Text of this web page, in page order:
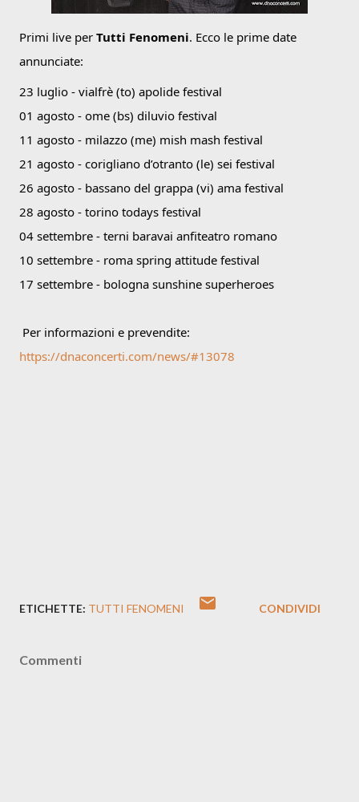
Primi live per Tutti Fenomeni. Ecco le prime date
annunciate:
23 luglio - vialfrè (to) apolide festival
01 agosto - ome (bs) diluvio festival
11 agosto - milazzo (me) mish mash festival
21 agosto - corigliano d’otranto (le) sei festival
26 agosto - bassano del grappa (vi) ama festival
28 agosto - torino todays festival
04 settembre - terni baravai anfiteatro romano
10 settembre - roma spring attitude festival
17 settembre - bologna sunshine superheroes
https://dnaconcerti.com/news/#13078
ETICHETTE: TUTTI FENOMENI CONDIVIDI
Commenti